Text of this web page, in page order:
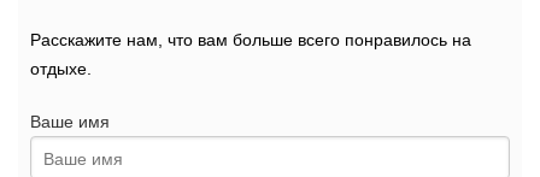
Расскажите нам, что вам больше всего понравилось на
отдыхе.
Ваше имя